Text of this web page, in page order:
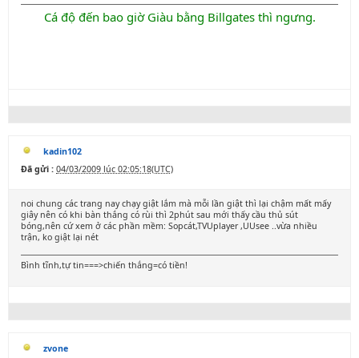
Cá độ đến bao giờ Giàu bằng Billgates thì ngưng.
kadin102
Đã gửi : 04/03/2009 lúc 02:05:18(UTC)
noi chung các trang nay chạy giật lắm mà mỗi lần giật thì lại chậm mất mấy
giây nên có khi bàn thắng có rùi thì 2phút sau mới thấy cầu thủ sút
bóng,nên cứ xem ở các phần mềm: Sopcát,TVUplayer ,UUsee ..vừa nhiều
trận, ko giật lại nét
Bình tĩnh,tự tin===>chiến thắng=có tiền!
zvone